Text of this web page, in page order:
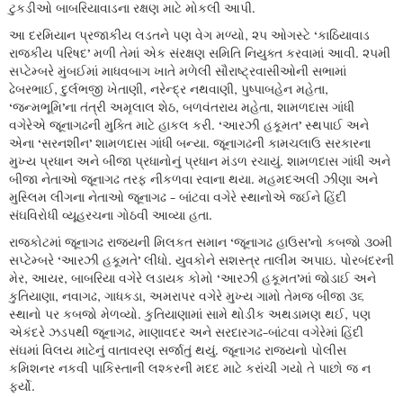
ટુકડીઓ બાબરિયાવાડના રક્ષણ માટે મોકલી આપી.
આ દરમિયાન પ્રજાકીય લડતને પણ વેગ મળ્યો, ૨૫ ઓગસ્ટે ‘કાઠિયાવાડ
રાજકીય પરિષદ’ મળી તેમાં એક સંરક્ષણ સમિતિ નિયુક્ત કરવામાં આવી. ૨૫મી
સપ્ટેમ્બરે મુંબઈમાં માધવબાગ ખાતે મળેલી સૌરાષ્ટ્રવાસીઓની સભામાં
ઢેબરભાઈ, દુર્લભજી ખેતાણી, નરેન્દ્ર નથવાણી, પુષ્પાબહેન મહેતા,
‘જન્મભૂમિ’ના તંત્રી અમૃલાલ શેઠ, બળવંતરાય મહેતા, શામળદાસ ગાંધી
વગેરેએ જૂનાગઢની મુક્તિ માટે હાકલ કરી. ‘આરઝી હકૂમત’ સ્થપાઈ અને
એના ‘સરનશીન’ શામળદાસ ગાંધી બન્યા. જૂનાગઢની કામચલાઉ સરકારના
મુખ્ય પ્રધાન અને બીજા પ્રધાનોનું પ્રધાન મંડળ રચાયું. શામળદાસ ગાંધી અને
બીજા નેતાઓ જૂનાગઢ તરફ નીકળવા રવાના થયા. મહમદઅલી ઝીણા અને
મુસ્લિમ લીગના નેતાઓ જૂનાગઢ - બાંટવા વગેરે સ્થાનોએ જઈને હિંદી
સંઘવિરોધી વ્યૂહરચના ગોઠવી આવ્યા હતા.
રાજકોટમાં જૂનાગઢ રાજ્યની મિલકત સમાન ‘જૂનાગઢ હાઉસ’નો કબજો ૩૦મી
સપ્ટેમ્બરે ‘આરઝી હકૂમતે’ લીધો. યુવકોને સશસ્ત્ર તાલીમ અપાઇ. પોરબંદરની
મેર, આયર, બાબરિયા વગેરે લડાયક કોમો ‘આરઝી હકૂમત’માં જોડાઈ અને
કુતિયાણા, નવાગઢ, ગાધકડા, અમરાપર વગેરે મુખ્ય ગામો તેમજ બીજા ૩૬
સ્થાનો પર કબજો મેળવ્યો. કુતિયાણામાં સામે થોડીક અથડામણ થઈ, પણ
એકંદરે ઝડપથી જૂનાગઢ, માણાવદર અને સરદારગઢ-બાંટવા વગેરેમાં હિંદી
સંઘમાં વિલય માટેનું વાતાવરણ સર્જાતું થયું. જૂનાગઢ રાજ્યનો પોલીસ
કમિશનર નકવી પાકિસ્તાની લશ્કરની મદદ માટે કરાંચી ગયો તે પાછો જ ન
ફર્યો.